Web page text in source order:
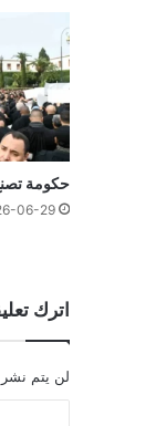
حكومة
06-29
اترك
لن يتم نشر